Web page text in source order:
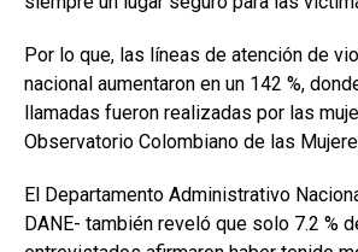
Por lo que, las líneas de atención de
nacional aumentaron en un 142 %,
llamadas fueron realizadas por las
Observatorio Colombiano de las
El Departamento Administrativo
DANE- también reveló que solo 7.2 %